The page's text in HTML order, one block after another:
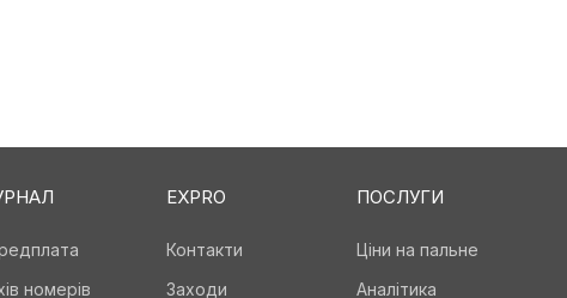
номерів
EXPRO
Контакти
Заходи
ПОСЛУГИ
Ціни на пальне
Аналітика